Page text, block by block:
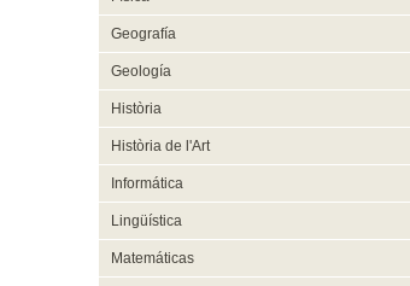
Geografía
Geología
Història
Història de l'Art
Informática
Lingüística
Matemáticas